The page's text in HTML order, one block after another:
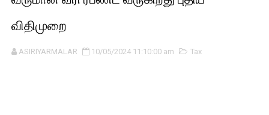
விதிமுறை
ASIRIYARMALAR 10/05/2024 11:10:00 am Tax